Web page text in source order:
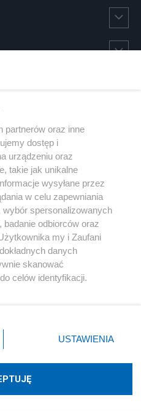
Instagram Youtube
W3media.pl
partnerów oraz inne
dostęp i
urządzeniu oraz
takie jak unikalne
wysyłane przez
w celu zapewniania
spersonalizowanych
odbiorców oraz
my i Zaufani
danych
skanować
celów identyfikacji.
ustawień prywatności
rogu strony
nie wymagają zgody
sprzeciwić się takiemu
USTAWIENIA